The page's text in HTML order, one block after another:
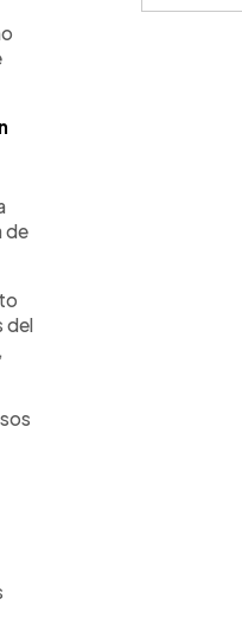
de
del